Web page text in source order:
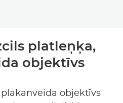
platleņķa,
objektīvs
objektīvs